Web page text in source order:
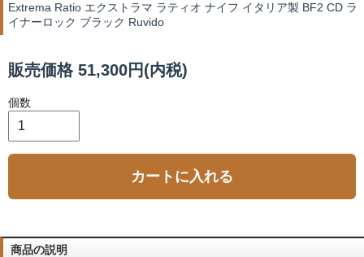
Extrema Ratio エクストラマ ラティオ ナイフ イタリア製 BF2 CD ラ
イナーロック ブラック Ruvido
販売価格 51,300円(内税)
個数
カートに入れる
商品の説明